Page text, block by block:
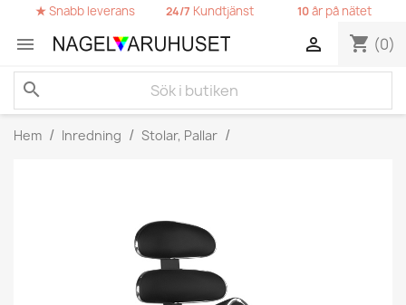
★Snabb leverans 24/7 Kundtjänst 10år på nätet
 shopping_cart (0)

search
Hem Inredning Stolar, Pallar